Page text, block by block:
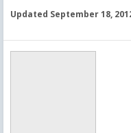
Updated September 18,